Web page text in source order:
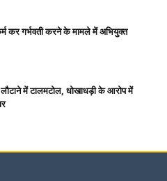
कर गर्भवती करने के मामले में अभियुक्त
में टालमटोल, धोखाधड़ी के आरोप में